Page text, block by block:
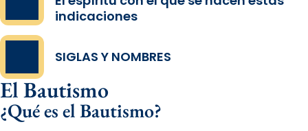
indicaciones
SIGLAS Y NOMBRES
El Bautismo
¿Qué es el Bautismo?